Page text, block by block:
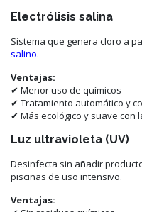
Electrólisis salina
Sistema que genera cloro a
salino.
Ventajas:
✔ Menor uso de químicos
✔ Tratamiento automático y
✔ Más ecológico y suave con
Luz ultravioleta (UV)
Desinfecta sin añadir
piscinas de uso intensivo.
Ventajas: